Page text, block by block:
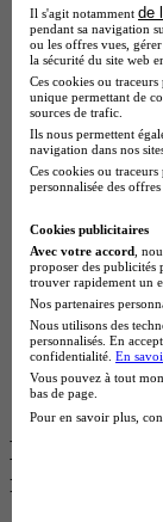
BTS
BTS Mco en
BTS Pi en
BTS Sp3s en
Master CCA
BTS Ndrc en
BTS Sam en
Cap
BTS Sio en
BTS Gpme
Cap
BTS Gpn en
BTS
BAC Pro
BTS Sta en
BTS Iris en
BTS Tpl en
BTS Ati en
Les
recherchés
Il s'agit notamment de
pendant sa navigation
ou les offres vues,
la sécurité du site web
Ces cookies ou
unique permettant de
sources de trafic.
Ils nous permettent
navigation dans nos
Ces cookies ou
personnalisée des
Cookies publicitaires
Avec votre accord ,
proposer des publicités
trouver rapidement un
Nos partenaires
Nous utilisons des
personnalisés. En
confidentialité. En
Vous pouvez à tout
bas de page.
Pour en savoir plus,